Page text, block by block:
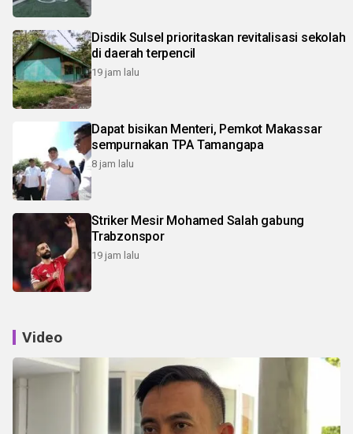
Disdik Sulsel prioritaskan revitalisasi sekolah
di daerah terpencil
19 jam lalu
Dapat bisikan Menteri, Pemkot Makassar
sempurnakan TPA Tamangapa
8 jam lalu
Striker Mesir Mohamed Salah gabung
Trabzonspor
19 jam lalu
Video